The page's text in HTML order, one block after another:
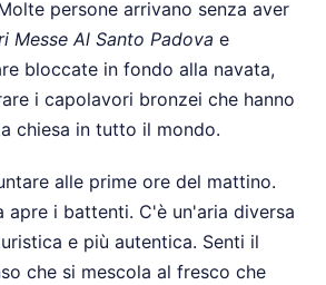
persone arrivano senza aver
Messe Al Santo Padova e
bloccate in fondo alla navata,
i capolavori bronzei che hanno
chiesa in tutto il mondo.
alle prime ore del mattino.
apre i battenti. C'è un'aria diversa
e più autentica. Senti il
che si mescola al fresco che